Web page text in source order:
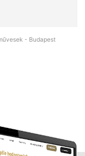
- Budapest